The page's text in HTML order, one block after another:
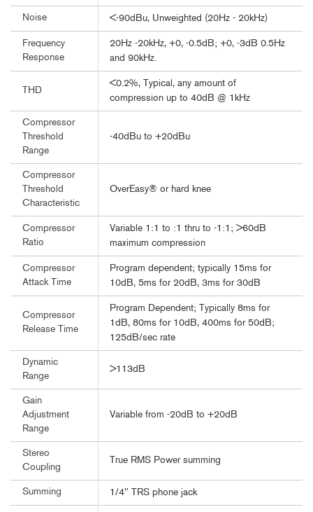
Noise <-90dBu, Unweighted (20Hz - 20kHz)
Frequency
Response
20Hz -20kHz, +0, -0.5dB; +0, -3dB 0.5Hz
and 90kHz.
THD
<0.2%, Typical, any amount of
compression up to 40dB @ 1kHz
Compressor
Threshold
Range
-40dBu to +20dBu
Compressor
Threshold
Characteristic
OverEasy® or hard knee
Compressor
Ratio
Variable 1:1 to :1 thru to -1:1; >60dB
maximum compression
Compressor
Attack Time
Program dependent; typically 15ms for
10dB, 5ms for 20dB, 3ms for 30dB
Compressor
Release Time
Program Dependent; Typically 8ms for
1dB, 80ms for 10dB, 400ms for 50dB;
125dB/sec rate
Dynamic
Range
>113dB
Gain
Adjustment
Range
Variable from -20dB to +20dB
Stereo
Coupling
True RMS Power summing
Summing 1/4" TRS phone jack